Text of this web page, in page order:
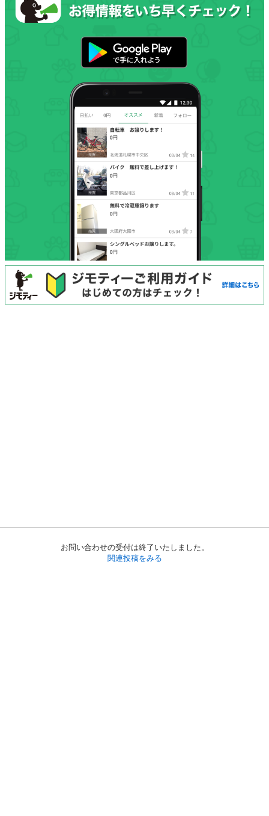
お問い合わせの受付は終了いたしました。
関連投稿をみる